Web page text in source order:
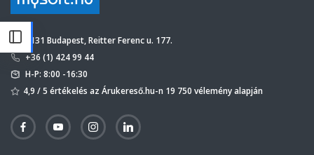
1131 Budapest, Reitter Ferenc u. 177.
+36 (1) 424 99 44
H-P: 8:00 -16:30
4,9 / 5 értékelés az Árukereső.hu-n 19 750 vélemény alapján